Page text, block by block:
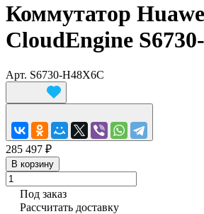
Коммутатор
CloudEngine
Арт. S6730-H48X6C
285 497 ₽
В корзину
Под заказ
Рассчитать доставку